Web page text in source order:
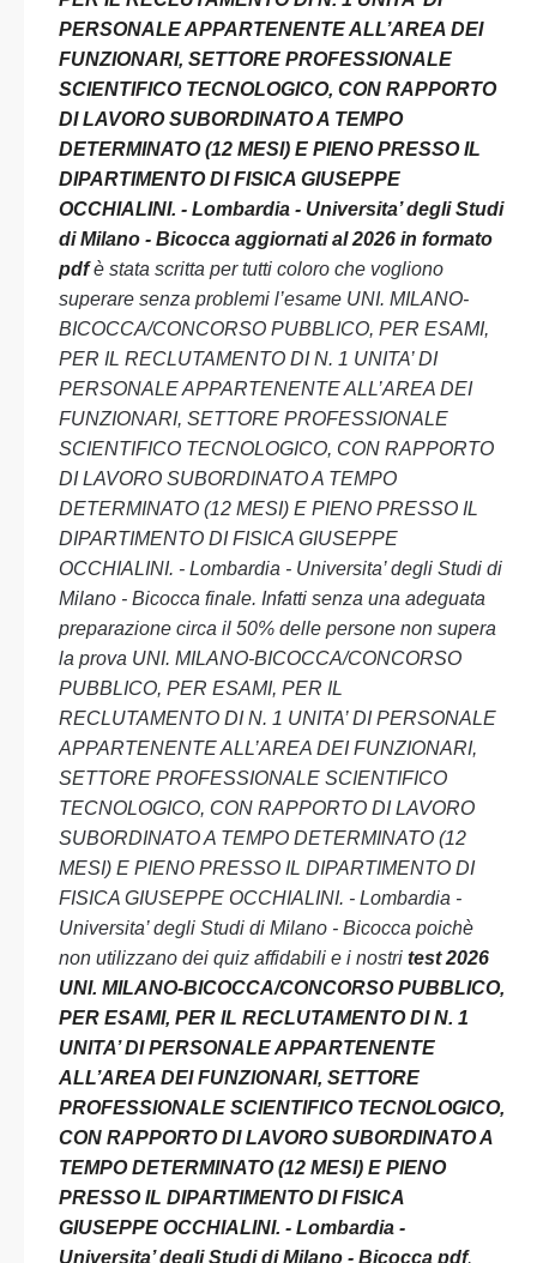
PERSONALE APPARTENENTE ALL’AREA DEI
FUNZIONARI, SETTORE PROFESSIONALE
SCIENTIFICO TECNOLOGICO, CON RAPPORTO
DI LAVORO SUBORDINATO A TEMPO
DETERMINATO (12 MESI) E PIENO PRESSO IL
DIPARTIMENTO DI FISICA GIUSEPPE
OCCHIALINI. - Lombardia - Universita’ degli Studi
di Milano - Bicocca aggiornati al 2026 in formato
pdfè stata scritta per tutti coloro che vogliono
superare senza problemi l’esame UNI. MILANO-
BICOCCA/CONCORSO PUBBLICO, PER ESAMI,
PER IL RECLUTAMENTO DI N. 1 UNITA’ DI
PERSONALE APPARTENENTE ALL’AREA DEI
FUNZIONARI, SETTORE PROFESSIONALE
SCIENTIFICO TECNOLOGICO, CON RAPPORTO
DI LAVORO SUBORDINATO A TEMPO
DETERMINATO (12 MESI) E PIENO PRESSO IL
DIPARTIMENTO DI FISICA GIUSEPPE
OCCHIALINI. - Lombardia - Universita’ degli Studi di
Milano - Bicocca finale. Infatti senza una adeguata
preparazione circa il 50% delle persone non supera
la prova UNI. MILANO-BICOCCA/CONCORSO
PUBBLICO, PER ESAMI, PER IL
RECLUTAMENTO DI N. 1 UNITA’ DI PERSONALE
APPARTENENTE ALL’AREA DEI FUNZIONARI,
SETTORE PROFESSIONALE SCIENTIFICO
TECNOLOGICO, CON RAPPORTO DI LAVORO
SUBORDINATO A TEMPO DETERMINATO (12
MESI) E PIENO PRESSO IL DIPARTIMENTO DI
FISICA GIUSEPPE OCCHIALINI. - Lombardia -
Universita’ degli Studi di Milano - Bicocca poichè
non utilizzano dei quiz affidabili e i nostri test 2026
UNI. MILANO-BICOCCA/CONCORSO PUBBLICO,
PER ESAMI, PER IL RECLUTAMENTO DI N. 1
UNITA’ DI PERSONALE APPARTENENTE
ALL’AREA DEI FUNZIONARI, SETTORE
PROFESSIONALE SCIENTIFICO TECNOLOGICO,
CON RAPPORTO DI LAVORO SUBORDINATO A
TEMPO DETERMINATO (12 MESI) E PIENO
PRESSO IL DIPARTIMENTO DI FISICA
GIUSEPPE OCCHIALINI. - Lombardia -
Universita’ degli Studi di Milano - Bicocca pdf.